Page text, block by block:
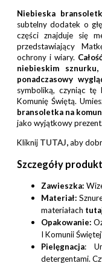
Niebieska
subtelny dodatek o
części znajduje się
przedstawiający
ochrony i wiary.
niebieskim
ponadczasowy
symboliką, czyniąc tę
Komunię Świętą.
bransoletka na
jako wyjątkowy
Kliknij TUTAJ,aby
Szczegóły
Zawieszka:
Materiał:
materiałach
Opakowanie:
I Komunii
Pielęgnacja:
detergentami.